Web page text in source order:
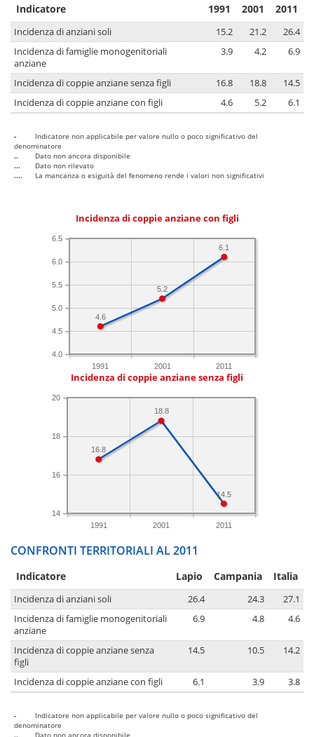
Indicatore 1991 2001 2011
Incidenza di anziani soli 15.2 21.2
26.4
Incidenza di famiglie monogenitoriali
anziane
3.9 4.2 6.9
Incidenza di coppie anziane senza figli 16.8 18.8
14.5
Incidenza di coppie anziane con figli
4.6 5.2 6.1
-
Indicatore non applicabile per valore nullo o poco significativo del
denominatore
..
Dato non ancora disponibile
...
Dato non rilevato
....
La mancanza o esiguità del fenomeno rende i valori non significativi
Incidenza di coppie anziane con figli
1991 2001 2011
4.0
4.5
5.0
5.5
6.0
6.5
6.1
5.2
4.6
Incidenza di coppie anziane senza figli
1991 2001 2011
14
16
18
20
14.5
18.8
16.8
CONFRONTI TERRITORIALI AL 2011
Indicatore Lapio Campania Italia
Incidenza di anziani soli 26.4 24.3
27.1
Incidenza di famiglie monogenitoriali
anziane
6.9 4.8 4.6
Incidenza di coppie anziane senza
figli
14.5 10.5 14.2
Incidenza di coppie anziane con figli 6.1 3.9 3.8
-
Indicatore non applicabile per valore nullo o poco significativo del
denominatore